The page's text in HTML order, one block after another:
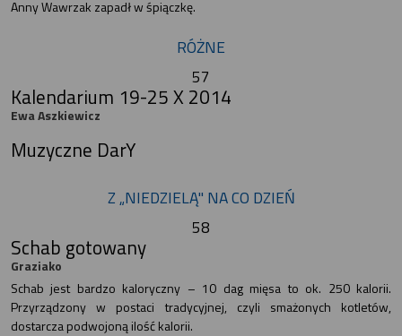
Anny Wawrzak zapadł w śpiączkę.
RÓŻNE
57
Kalendarium 19-25 X 2014
Ewa Aszkiewicz
Muzyczne DarY
Z „NIEDZIELĄ" NA CO DZIEŃ
58
Schab gotowany
Graziako
Schab jest bardzo kaloryczny – 10 dag mięsa to ok. 250 kalorii.
Przyrządzony w postaci tradycyjnej, czyli smażonych kotletów,
dostarcza podwojoną ilość kalorii.